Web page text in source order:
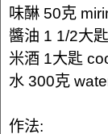
味醂 50克
醬油 1 1/2大
米酒 1大匙
水 300克
作法: